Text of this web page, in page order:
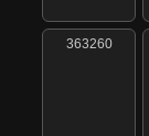
363260